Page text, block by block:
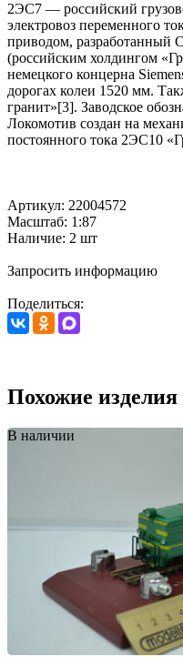
2ЭС7 — российский
электровоз переменного
приводом, разработанный
(российским холдингом
немецкого концерна
дорогах колеи 1520 мм.
гранит»[3]. Заводское
Локомотив создан на
постоянного тока 2ЭС10
Артикул: 22004572
Масштаб: 1:87
Наличие: 2 шт
Запросить информацию
Поделиться:
Похожие изделия
В наличии